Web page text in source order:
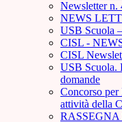
Newsletter n.
NEWS
USB Scuola
CISL -
CISL
USB Scuola.
domande
Concorso per
attività della